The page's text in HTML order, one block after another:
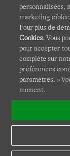
Ce site Internet
personnalisées,
marketing
Pour plus de
Cookies. Vous
pour accepter
complète sur
préférences
paramètres. »
moment.